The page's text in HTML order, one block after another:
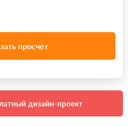
просчет
дизайн-проект